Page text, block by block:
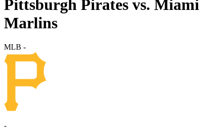
Pittsburgh Pirates vs. Miami
Marlins
MLB -
-